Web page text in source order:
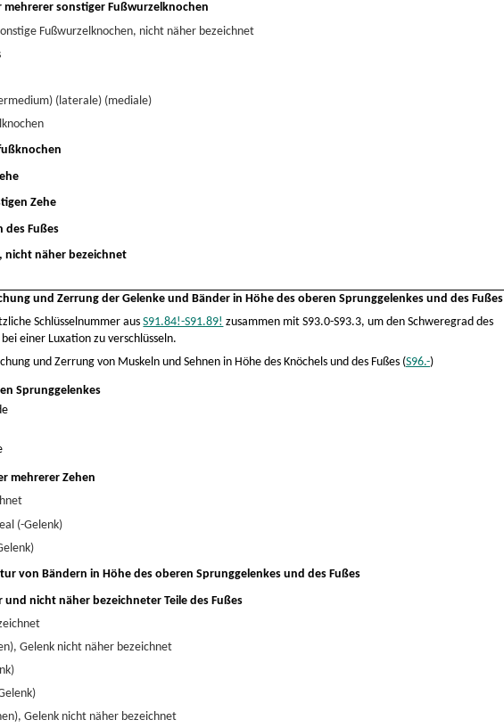
mehrerer sonstiger Fußwurzelknochen
Fußwurzelknochen, nicht näher bezeichnet
(laterale) (mediale)
Zehe
des Fußes
nicht näher bezeichnet
und Zerrung der Gelenke und Bänder in Höhe des oberen Sprunggelenkes und des Fußes
Schlüsselnummer ausS91.84!-S91.89! zusammen mit S93.0-S93.3, um den Schweregrad des
einer Luxation zu verschlüsseln.
und Zerrung von Muskeln und Sehnen in Höhe des Knöchels und des Fußes (S96.-)
Sprunggelenkes
mehrerer Zehen
(-Gelenk)
von Bändern in Höhe des oberen Sprunggelenkes und des Fußes
nicht näher bezeichneter Teile des Fußes
Gelenk nicht näher bezeichnet
Gelenk nicht näher bezeichnet